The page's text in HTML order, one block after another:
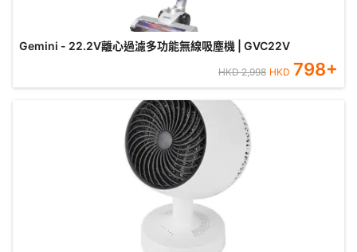
Gemini - 22.2V離心過濾多功能無線吸塵機 | GVC22V
HKD2,998 HKD 798+